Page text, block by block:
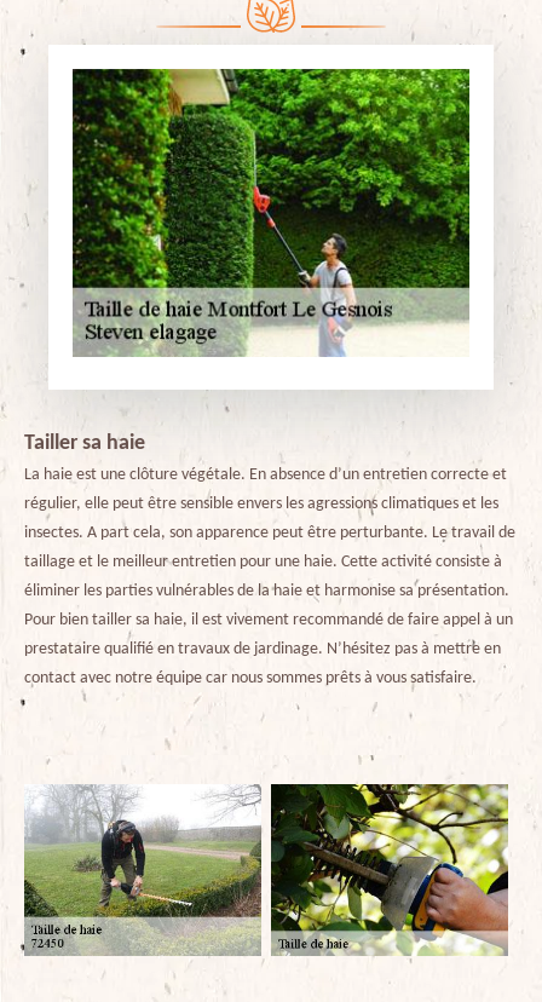
Tailler sa haie
La haie est une clôture végétale. En absence d’un entretien correcte et
régulier, elle peut être sensible envers les agressions climatiques et les
insectes. A part cela, son apparence peut être perturbante. Le travail de
taillage et le meilleur entretien pour une haie. Cette activité consiste à
éliminer les parties vulnérables de la haie et harmonise sa présentation.
Pour bien tailler sa haie, il est vivement recommandé de faire appel à un
prestataire qualifié en travaux de jardinage. N’hésitez pas à mettre en
contact avec notre équipe car nous sommes prêts à vous satisfaire.